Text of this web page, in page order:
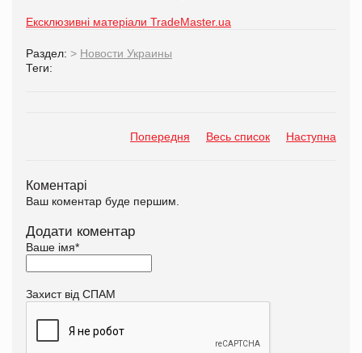
Ексклюзивні матеріали TradeMaster.ua
Раздел: > Новости Украины
Теги:
Попередня Весь список Наступна
Коментарі
Ваш коментар буде першим.
Додати коментар
Ваше імя*
Захист від СПАМ